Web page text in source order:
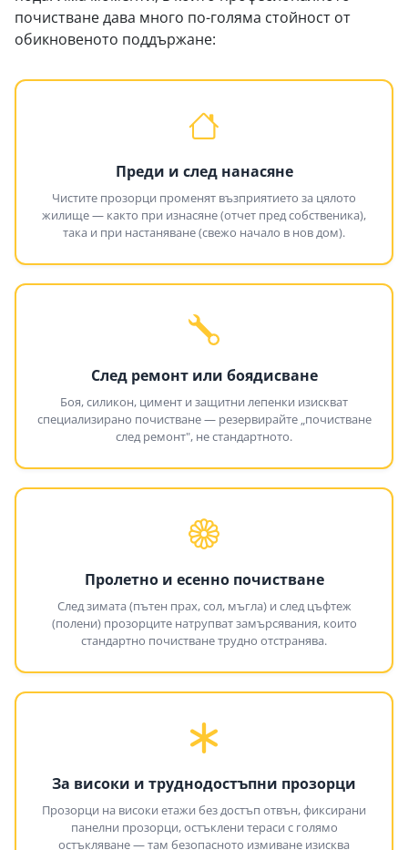
почистване дава много по-голяма стойност от
обикновеното поддържане:
Преди и след нанасяне
Чистите прозорци променят възприятието за цялото
жилище — както при изнасяне (отчет пред собственика),
така и при настаняване (свежо начало в нов дом).
След ремонт или боядисване
Боя, силикон, цимент и защитни лепенки изискват
специализирано почистване — резервирайте „почистване
след ремонт", не стандартното.
Пролетно и есенно почистване
След зимата (пътен прах, сол, мъгла) и след цъфтеж
(полени) прозорците натрупват замърсявания, които
стандартно почистване трудно отстранява.
За високи и труднодостъпни прозорци
Прозорци на високи етажи без достъп отвън, фиксирани
панелни прозорци, остъклени тераси с голямо
остъкляване — там безопасното измиване изисква